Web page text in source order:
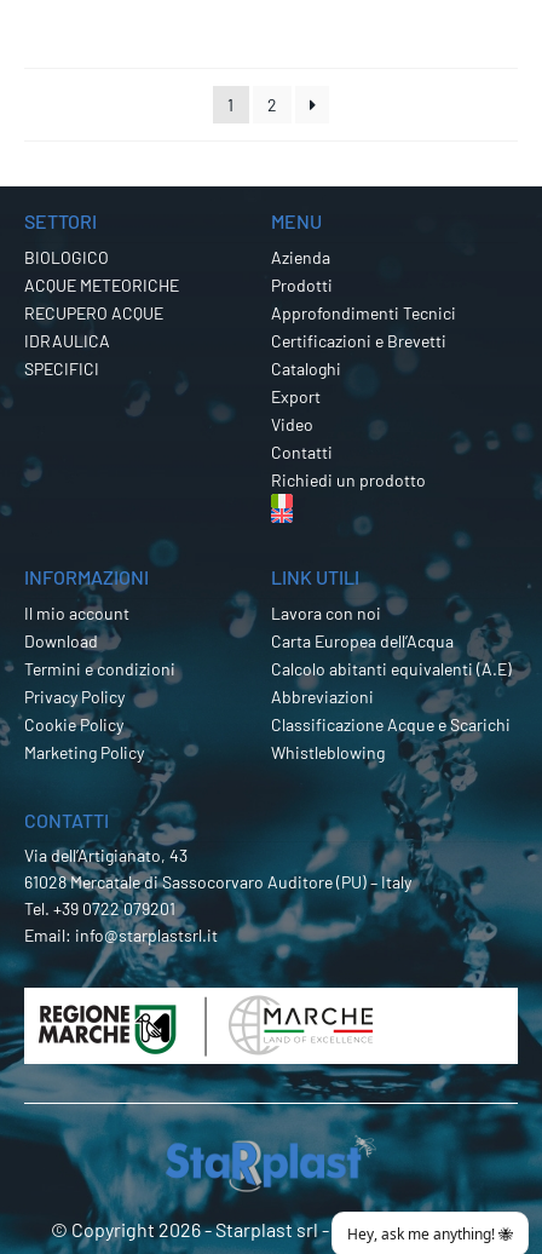
1 2
SETTORI
BIOLOGICO
ACQUE METEORICHE
RECUPERO ACQUE
IDRAULICA
SPECIFICI
MENU
Azienda
Prodotti
Approfondimenti Tecnici
Certificazioni e Brevetti
Cataloghi
Export
Video
Contatti
Richiedi un prodotto
INFORMAZIONI
Il mio account
Download
Termini e condizioni
Privacy Policy
Cookie Policy
Marketing Policy
LINK UTILI
Lavora con noi
Carta Europea dell’Acqua
Calcolo abitanti equivalenti (A.E)
Abbreviazioni
Classificazione Acque e Scarichi
Whistleblowing
CONTATTI
Via dell’Artigianato, 43
61028 Mercatale di Sassocorvaro Auditore (PU) – Italy
Tel. +39 0722 079201
Email: info@starplastsrl.it
© Copyright 2026 -Starplast srl- P.Iva 02274180419 -